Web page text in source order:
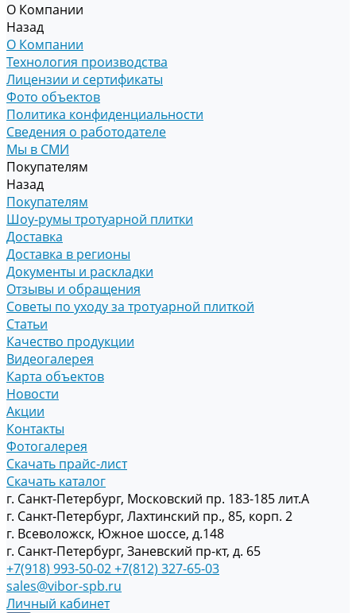
О Компании
Назад
О Компании
Технология производства
Лицензии и сертификаты
Фото объектов
Политика конфиденциальности
Сведения о работодателе
Мы в СМИ
Покупателям
Назад
Покупателям
Шоу-румы тротуарной плитки
Доставка
Доставка в регионы
Документы и раскладки
Отзывы и обращения
Советы по уходу за тротуарной плиткой
Статьи
Качество продукции
Видеогалерея
Карта объектов
Новости
Акции
Контакты
Фотогалерея
Скачать прайс-лист
Скачать каталог
г. Санкт-Петербург, Московский пр. 183-185 лит.А
г. Санкт-Петербург, Лахтинский пр., 85, корп. 2
г. Всеволожск, Южное шоссе, д.148
г. Санкт-Петербург, Заневский пр-кт, д. 65
+7(918) 993-50-02+7(812) 327-65-03
sales@vibor-spb.ru
Личный кабинет